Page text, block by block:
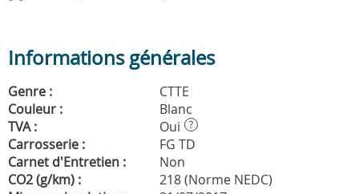
Informations générales
Genre :
CTTE
Couleur :
Blanc
TVA :
Oui ?
Carrosserie :
FG TD
Carnet d'Entretien :
Non
CO2 (g/km) :
218 (Norme NEDC)